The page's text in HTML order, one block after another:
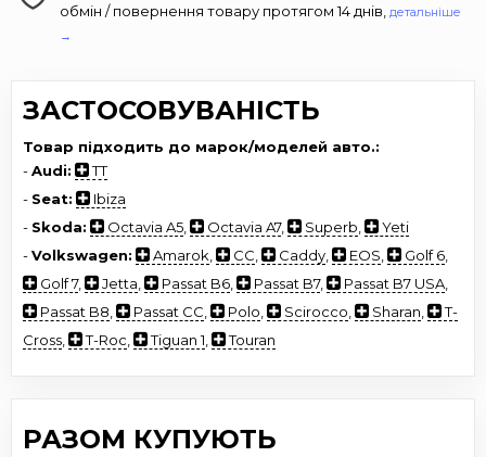
обмін / повернення товару протягом 14 днів, детальніше
→
ЗАСТОСОВУВАНІСТЬ
Товар підходить до марок/моделей авто.:
-Audi:
TT
- Seat:
Ibiza
- Skoda: Octavia A5 Octavia A7, Superb
Yeti
-Volkswagen: Amarok CC Caddy EOS Golf 6
Golf 7, Jetta Passat B6 Passat B7, Passat B7 USA
Passat B8
Passat CC Polo Scirocco Sharan
T-
Cross
T-Roc Tiguan 1 Touran
РАЗОМ КУПУЮТЬ